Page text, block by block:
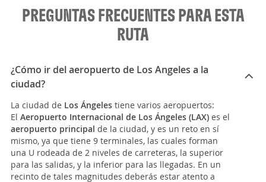
PREGUNTAS FRECUENTES PARA ESTA
RUTA
¿Cómo ir del aeropuerto de Los Angeles a la
ciudad?
La ciudad de Los Ángeles tiene varios aeropuertos:
El Aeropuerto Internacional de Los Ángeles (LAX) es el
aeropuerto principal de la ciudad, y es un reto en sí
mismo, ya que tiene 9 terminales, las cuales forman
una U rodeada de 2 niveles de carreteras, la superior
para las salidas, y la inferior para las llegadas. En un
recinto de tales magnitudes deberás estar atento a